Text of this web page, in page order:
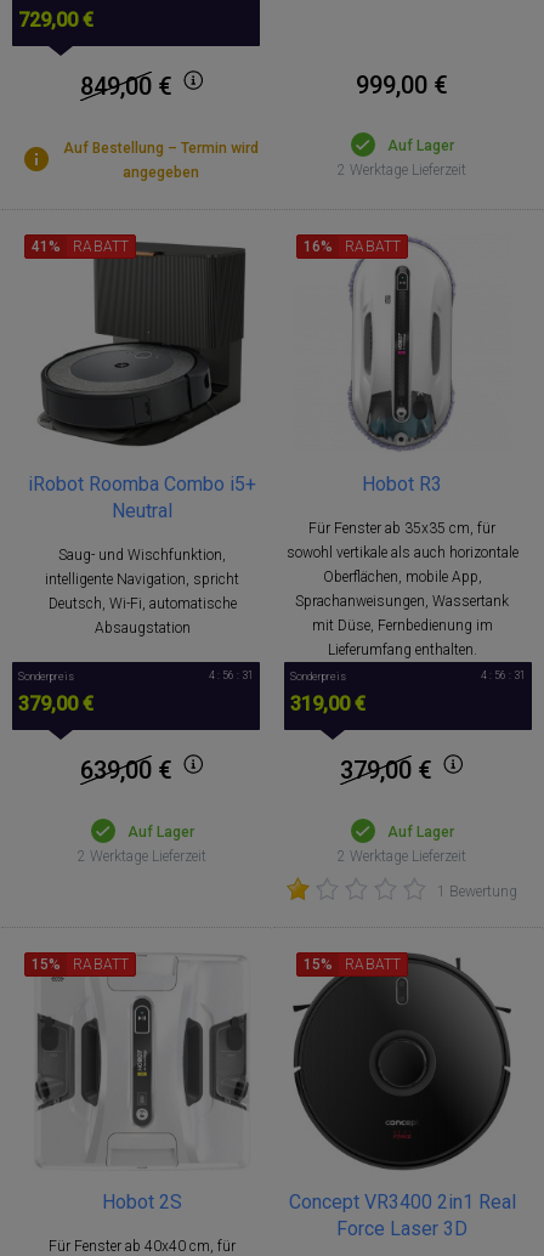
729,00 €
849,00 €
Auf Bestellung – Termin wird
angegeben
999,00 €
Auf Lager
2 Werktage Lieferzeit
iRobot Roomba Combo i5+
Neutral
Saug- und Wischfunktion,
intelligente Navigation, spricht
Deutsch, Wi-Fi, automatische
Absaugstation
41% RABATT
Sonderpreis
379,00 €
4 : 56 : 30
639,00 €
Auf Lager
2 Werktage Lieferzeit
Hobot R3
Für Fenster ab 35x35 cm, für
sowohl vertikale als auch horizontale
Oberflächen, mobile App,
Sprachanweisungen, Wassertank
mit Düse, Fernbedienung im
Lieferumfang enthalten.
16% RABATT
Sonderpreis
319,00 €
4 : 56 : 30
379,00 €
Auf Lager
2 Werktage Lieferzeit
1 Bewertung
Hobot 2S
Für Fenster ab 40x40 cm, für
15% RABATT
Concept VR3400 2in1 Real
Force Laser 3D
15% RABATT